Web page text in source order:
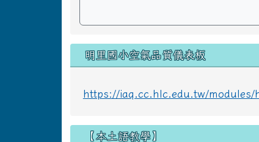
明里國小空氣品質儀表板
https://iaq.cc.hlc.edu.tw/modules/
【本土語教學】